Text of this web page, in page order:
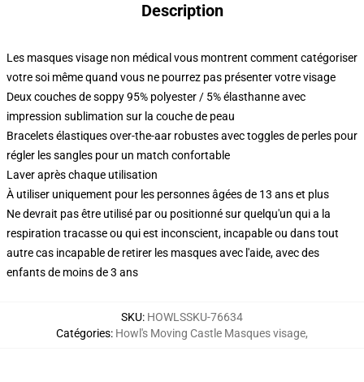
Description
Les masques visage non médical vous montrent comment catégoriser
votre soi même quand vous ne pourrez pas présenter votre visage
Deux couches de soppy 95% polyester / 5% élasthanne avec
impression sublimation sur la couche de peau
Bracelets élastiques over-the-aar robustes avec toggles de perles pour
régler les sangles pour un match confortable
Laver après chaque utilisation
À utiliser uniquement pour les personnes âgées de 13 ans et plus
Ne devrait pas être utilisé par ou positionné sur quelqu'un qui a la
respiration tracasse ou qui est inconscient, incapable ou dans tout
autre cas incapable de retirer les masques avec l'aide, avec des
enfants de moins de 3 ans
SKU: HOWLSSKU-76634
Catégories: Howl's Moving Castle Masques visage,